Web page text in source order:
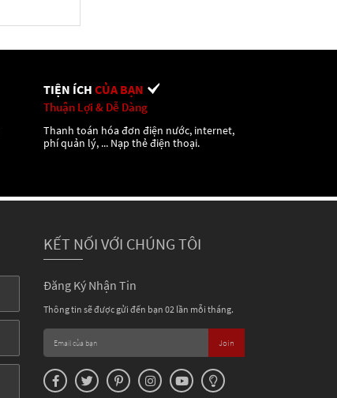
TIỆN ÍCH CỦA BẠN
Thuận Lợi & Dễ Dàng
Thanh toán hóa đơn điện nước, internet,
phí quản lý, ... Nạp thẻ điện thoại.
KẾT NỐI VỚI CHÚNG TÔI
Đăng Ký Nhận Tin
Thông tin sẽ được gửi đến bạn 02 lần mỗi tháng.
Join